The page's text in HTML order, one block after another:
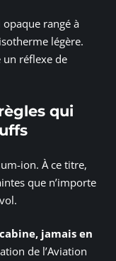
rangé à
légère.
réflexe de
qui
ion. À ce titre,
que n’importe
jamais en
de l’Aviation